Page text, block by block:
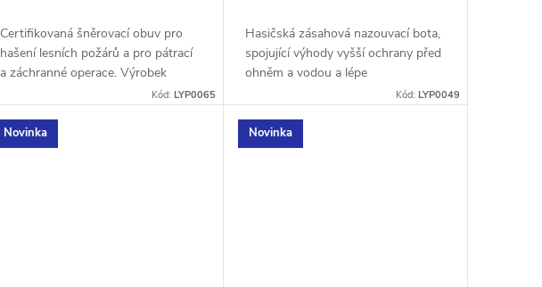
Certifikovaná šněrovací obuv pro
hašení lesních požárů a pro pátrací
a záchranné operace. Výrobek
splňuje nové požadavky norem
Kód: LYP0065
Hasičská zásahová nazouvací bota,
spojující výhody vyšší ochrany před
ohněm a vodou a lépe
Kód: LYP0049
Novinka Novinka